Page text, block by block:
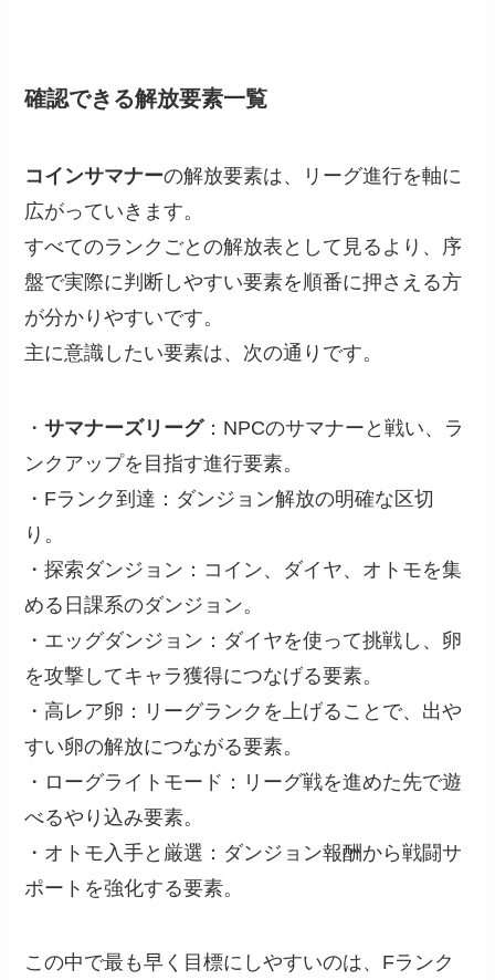
確認できる解放要素一覧
コインサマナーの解放要素は、リーグ進行を軸に
広がっていきます。
すべてのランクごとの解放表として見るより、序
盤で実際に判断しやすい要素を順番に押さえる方
が分かりやすいです。
主に意識したい要素は、次の通りです。
・サマナーズリーグ：NPCのサマナーと戦い、ラ
ンクアップを目指す進行要素。
・Fランク到達：ダンジョン解放の明確な区切
り。
・探索ダンジョン：コイン、ダイヤ、オトモを集
める日課系のダンジョン。
・エッグダンジョン：ダイヤを使って挑戦し、卵
を攻撃してキャラ獲得につなげる要素。
・高レア卵：リーグランクを上げることで、出や
すい卵の解放につながる要素。
・ローグライトモード：リーグ戦を進めた先で遊
べるやり込み要素。
・オトモ入手と厳選：ダンジョン報酬から戦闘サ
ポートを強化する要素。
この中で最も早く目標にしやすいのは、Fランク